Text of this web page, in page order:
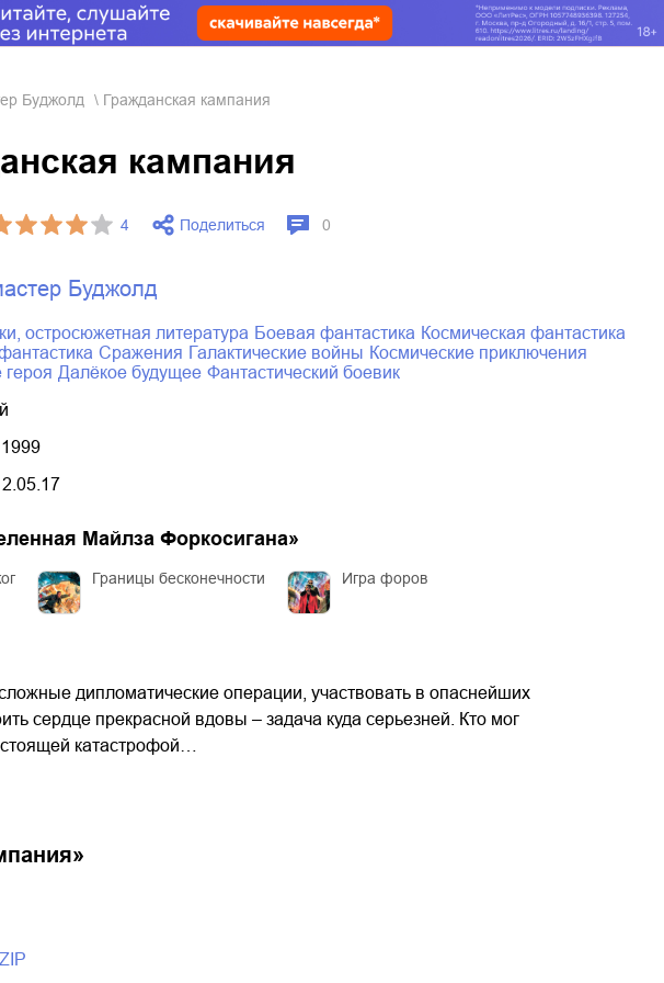
Буджолд Гражданская кампания
кампания
4 Поделиться 0
Буджолд
остросюжетная литература боевая фантастика
космическая фантастика
сражения галактические войны
космические приключения
героя
далёкое будущее
фантастический боевик
1999
Майлза Форкосигана»
Границы бесконечности Игра форов
дипломатические операции, участвовать в опаснейших
сердце прекрасной вдовы – задача куда серьезней. Кто мог
катастрофой…
»